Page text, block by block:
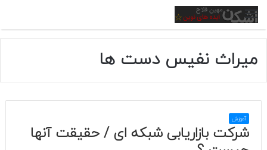
منو
میراث نفیس دست ها
آموزش
شرکت بازاریابی شبکه ای / حقیقت آنها